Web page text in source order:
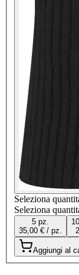
Seleziona
Seleziona
5 pz.
35,00 € / pz.
Aggiungi al